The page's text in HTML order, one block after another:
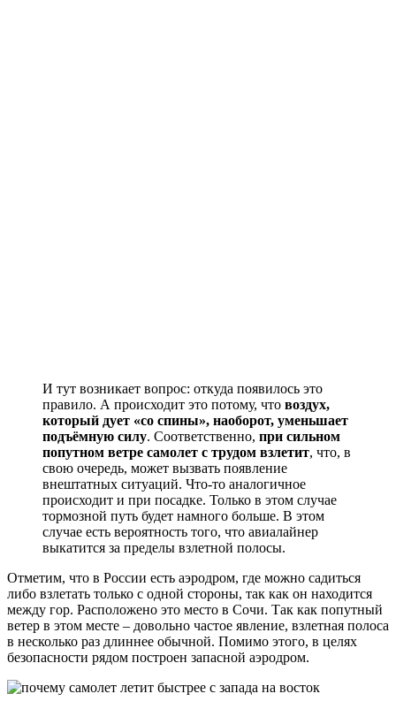
И тут возникает вопрос: откуда появилось это
правило. А происходит это потому, что воздух,
который дует «со спины», наоборот, уменьшает
подъёмную силу. Соответственно, при сильном
попутном ветре самолет с трудом взлетит, что, в
свою очередь, может вызвать появление
внештатных ситуаций. Что-то аналогичное
происходит и при посадке. Только в этом случае
тормозной путь будет намного больше. В этом
случае есть вероятность того, что авиалайнер
выкатится за пределы взлетной полосы.
Отметим, что в России есть аэродром, где можно садиться
либо взлетать только с одной стороны, так как он находится
между гор. Расположено это место в Сочи. Так как попутный
ветер в этом месте – довольно частое явление, взлетная полоса
в несколько раз длиннее обычной. Помимо этого, в целях
безопасности рядом построен запасной аэродром.